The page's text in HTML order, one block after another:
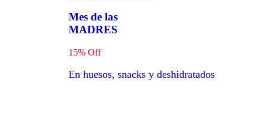
Mes de las
MADRES
15% Off
En huesos, snacks y deshidratados